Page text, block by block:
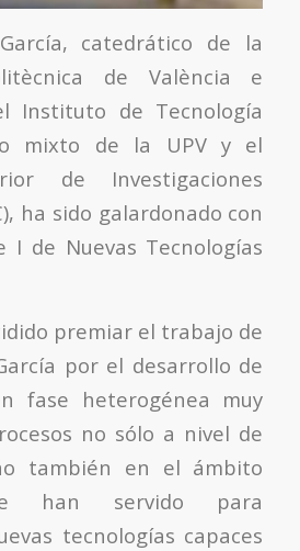
catedrático de la
de València e
Instituto de Tecnología
mixto de la UPV y el
de Investigaciones
ha sido galardonado con
I de Nuevas Tecnologías
premiar el trabajo de
por el desarrollo de
fase heterogénea muy
no sólo a nivel de
también en el ámbito
han servido para
tecnologías capaces